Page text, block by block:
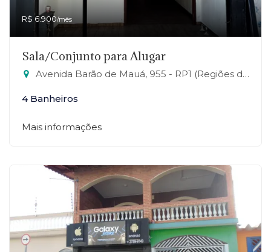
R$ 6.900/mês
Sala/Conjunto para Alugar
Avenida Barão de Mauá, 955 - RP1 (Regiões de Planejamento), Mauá-SP
4 Banheiros
Mais informações